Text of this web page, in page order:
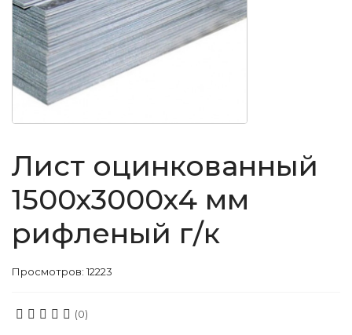
Лист оцинкованный
1500х3000х4 мм
рифленый г/к
Просмотров: 12223
(0)